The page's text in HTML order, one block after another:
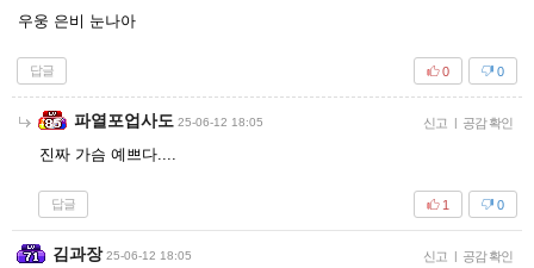
우웅 은비 눈나아
답글 0
0
파열포업사도 25-06-12 18:05 신고 공감 확인
진짜 가슴 예쁘다....
답글 0
1
김과장 25-06-12 18:05 신고 공감 확인